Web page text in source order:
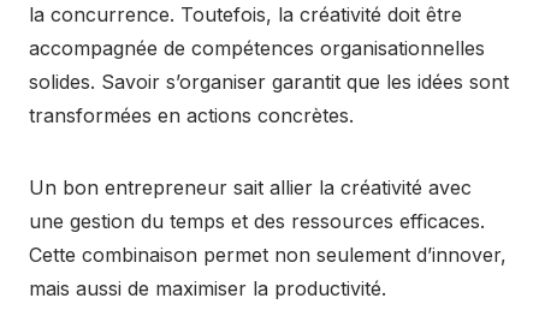
la concurrence. Toutefois, la créativité doit être
accompagnée de compétences organisationnelles
solides. Savoir s’organiser garantit que les idées sont
transformées en actions concrètes.
Un bon entrepreneur sait allier la créativité avec
une gestion du temps et des ressources efficaces.
Cette combinaison permet non seulement d’innover,
mais aussi de maximiser la productivité.